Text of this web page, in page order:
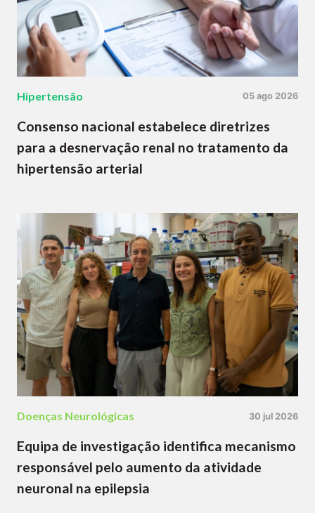
Hipertensão 05 ago 2026
Consenso nacional estabelece diretrizes
para a desnervação renal no tratamento da
hipertensão arterial
Doenças Neurológicas 30 jul 2026
Equipa de investigação identifica mecanismo
responsável pelo aumento da atividade
neuronal na epilepsia